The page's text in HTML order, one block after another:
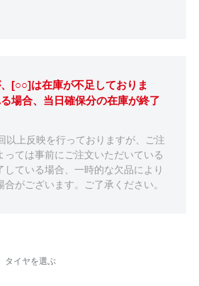
、[○○]は在庫が不足しておりま
場合、当日確保分の在庫が終了
以上反映を行っておりますが、ご注
っては事前にご注文いただいている
している場合、一時的な欠品により
合がございます。ご了承ください。
タイヤを選ぶ